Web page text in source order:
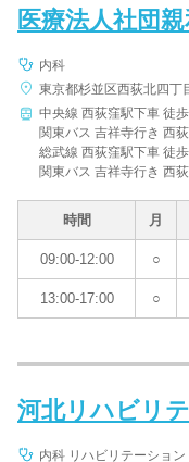
医療法人社団
内科
東京都杉並区西荻北四丁
中央線 西荻窪駅下車 徒
関東バス 吉祥寺行き 西
総武線 西荻窪駅下車 徒
関東バス 吉祥寺行き 西
時間 月
09:00-12:00 ○
13:00-17:00 ○
河北リハビリ
内科 リハビリテーショ